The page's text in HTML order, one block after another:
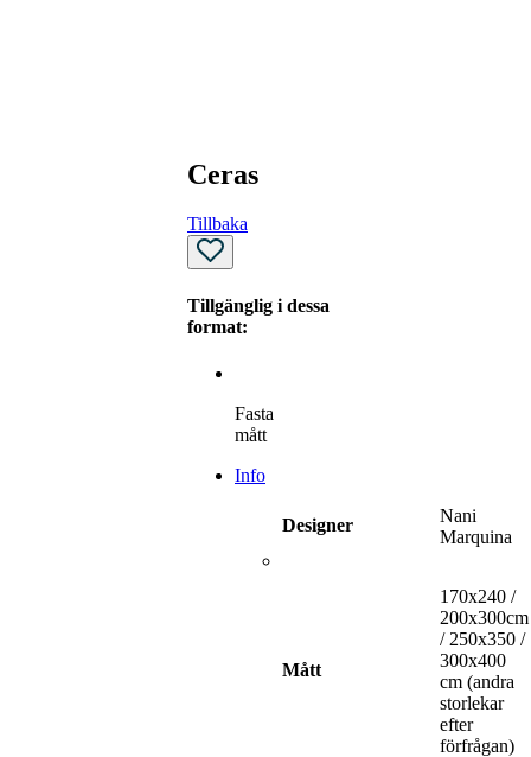
Ceras
Tillbaka
Tillgänglig i dessa
format:
Fasta
mått
Info
Designer
Nani
Marquina
Mått
170x240 /
200x300cm
/ 250x350 /
300x400
cm (andra
storlekar
efter
förfrågan)